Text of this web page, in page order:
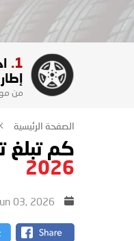
1.
من
الصفحة الرئيسية
كم تبلغ
2026